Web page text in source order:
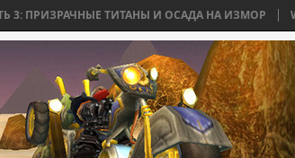
ТИТАНЫ И ОСАДА НА ИЗМОР WORLD